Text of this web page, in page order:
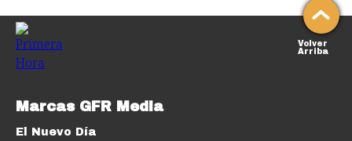
Volver
Arriba
Marcas GFR Media
El Nuevo Día